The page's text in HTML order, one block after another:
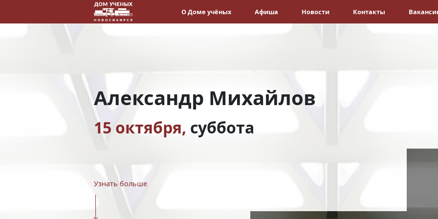
О Доме учёных Афиша Новости Контакты
Александр Михайлов
15 октября, суббота
Узнать больше